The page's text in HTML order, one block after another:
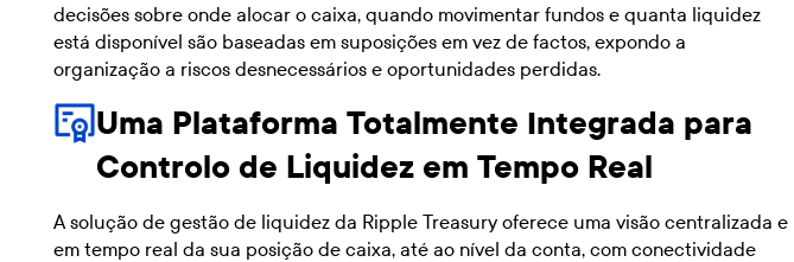
decisões sobre onde alocar o caixa, quando movimentar fundos e quanta liquidez
está disponível são baseadas em suposições em vez de factos, expondo a
organização a riscos desnecessários e oportunidades perdidas.
Uma Plataforma Totalmente Integrada para
Controlo de Liquidez em Tempo Real
A solução de gestão de liquidez da Ripple Treasury oferece uma visão centralizada e
em tempo real da sua posição de caixa, até ao nível da conta, com conectividade